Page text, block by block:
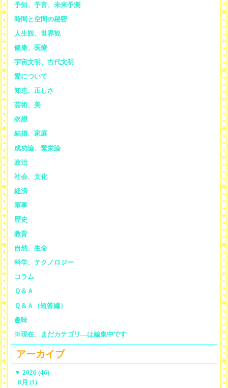
予知、予言、未来予測
時間と空間の秘密
人生観、世界観
健康、医療
宇宙文明、古代文明
愛について
知恵、正しさ
芸術、美
瞑想
結婚、家庭
成功論、繁栄論
政治
社会、文化
経済
軍事
歴史
教育
自然、生命
科学、テクノロジー
コラム
Ｑ＆Ａ
Ｑ＆Ａ（短答編）
趣味
※現在、まだカテゴリ—は編集中です
アーカイブ
▼ 2026 (46)
8月 (1)